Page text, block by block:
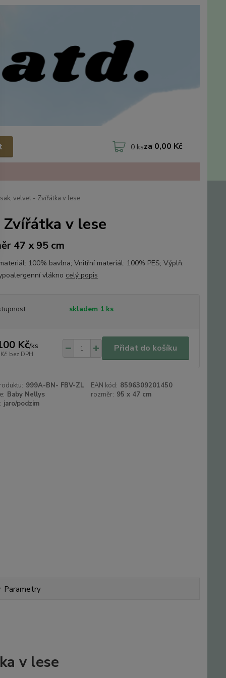
0 ksza 0,00 Kč
velvet - Zvířátka v lese
v lese
47 x 95 cm
100% bavlna; Vnitřní materiál: 100% PES; Výplň:
vlákno celý popis
skladem 1 ks
Kč/ks
bez DPH
Přidat do košíku
999A-BN- FBV-ZL EAN kód: 8596309201450
Baby Nellys rozměr: 95 x 47 cm
jaro/podzim
Parametry
v lese